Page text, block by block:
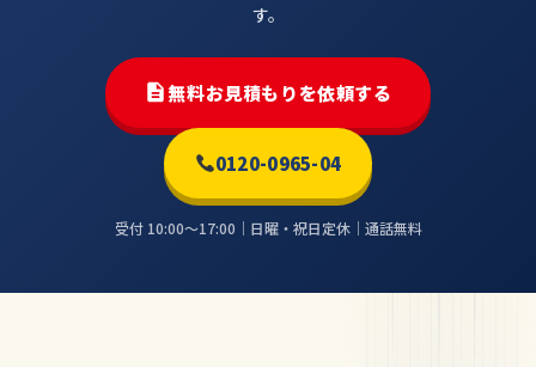
す。
無料お見積もりを依頼する
0120-0965-04
受付 10:00〜17:00｜日曜・祝日定休｜通話無料